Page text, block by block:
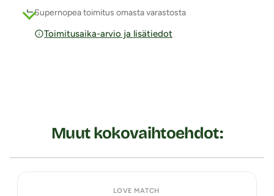
Supernopea toimitus omasta varastosta
Toimitusaika-arvio ja lisätiedot
Muut kokovaihtoehdot:
LOVE MATCH